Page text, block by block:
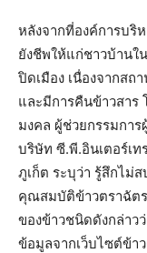
หลังจากที่องค์การบริ
ยังชีพให้แก่ชาวบ้านใ
ปิดเมือง เนื่องจากสถ
และมีการคืนข้าวสาร
มงคล ผู้ช่วยกรรมกา
บริษัท ซี.พี.อินเตอร์เ
ภูเก็ต ระบุว่า รู้สึกไม่
คุณสมบัติข้าวตราฉัต
ของข้าวชนิดดังกล่าว
ข้อมูลจากเว็บไซต์ข้า